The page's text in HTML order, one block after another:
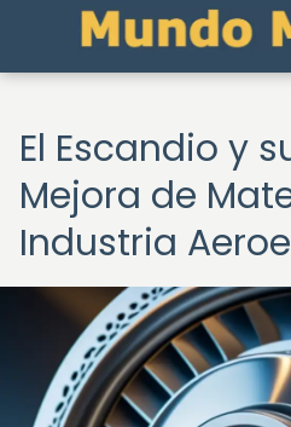
El Escandio y
Mejora de
Industria